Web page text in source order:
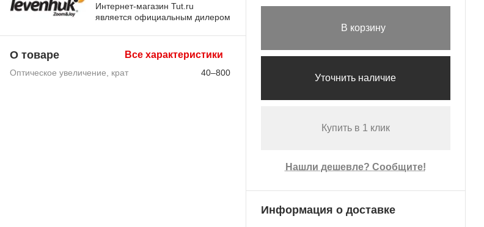
Интернет-магазин Tut.ru
является официальным дилером
О товаре Все характеристики
Оптическое увеличение, крат 40–800
В корзину
Уточнить наличие
Купить в 1 клик
Нашли дешевле? Сообщите!
Информация о доставке